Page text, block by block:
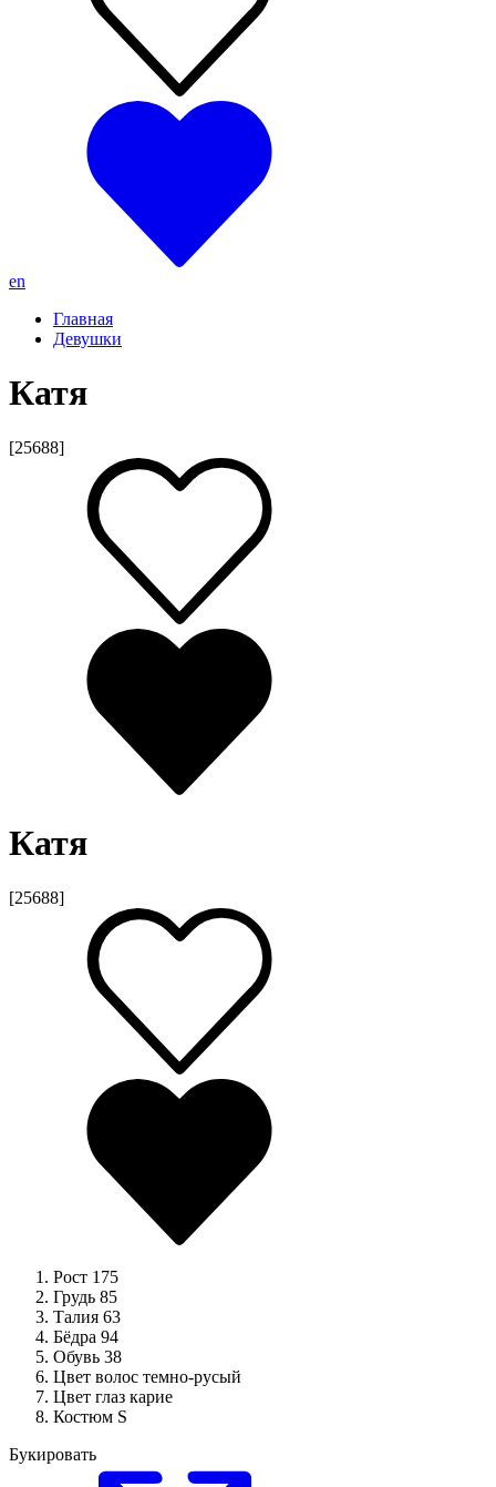
en
Главная
Девушки
Катя
[25688]
Катя
[25688]
Рост 175
Грудь 85
Талия 63
Бёдра 94
Обувь 38
Цвет волос темно-русый
Цвет глаз карие
Костюм S
Букировать